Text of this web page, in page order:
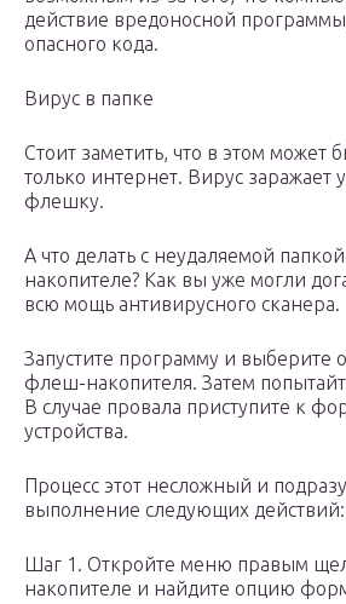
действие вредоносной
опасного кода.
Вирус в папке
Стоит заметить, что в этом может
только интернет. Вирус заражает
флешку.
А что делать с неудаляемой
накопителе? Как вы уже могли
всю мощь антивирусного сканера.
Запустите программу и выберите
флеш-накопителя. Затем
В случае провала приступите к
устройства.
Процесс этот несложный и
выполнение следующих действий:
Шаг 1. Откройте меню правым
накопителе и найдите опцию